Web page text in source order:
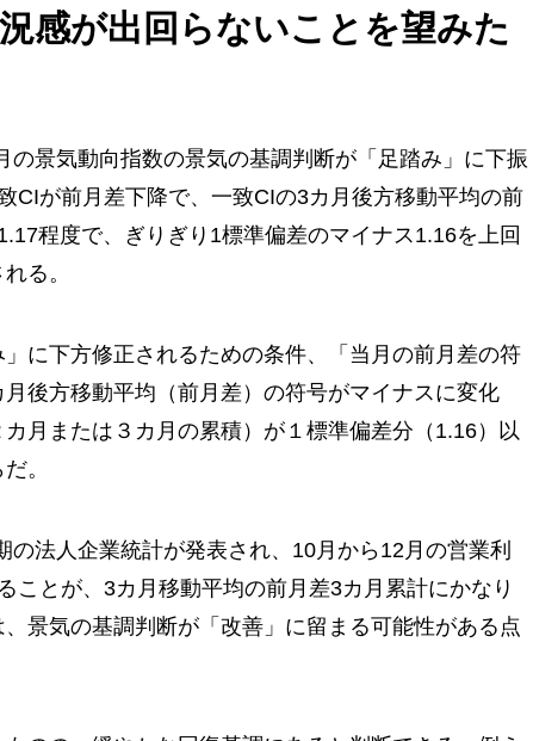
感が出回らないことを望みた
の景気動向指数の景気の基調判断が「足踏み」に下振
CIが前月差下降で、一致CIの3カ月後方移動平均の前
程度で、ぎりぎり1標準偏差のマイナス1.16を上回
る。
に下方修正されるための条件、「当月の前月差の符
後方移動平均（前月差）の符号がマイナスに変化
月または３カ月の累積）が１標準偏差分（1.16）以
。
の法人企業統計が発表され、10月から12月の営業利
ことが、3カ月移動平均の前月差3カ月累計にかなり
景気の基調判断が「改善」に留まる可能性がある点